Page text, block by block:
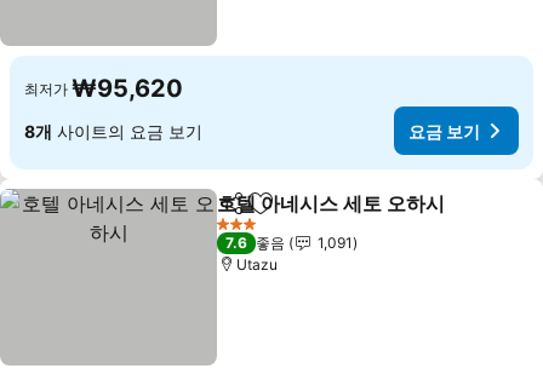
최저가 ₩95,620
8개 사이트의 요금 보기 요금 보기
공유 즐겨찾기에 추가
호텔 아네시스 세토 오하시
3 성급
7.6 좋음
1,091
Utazu